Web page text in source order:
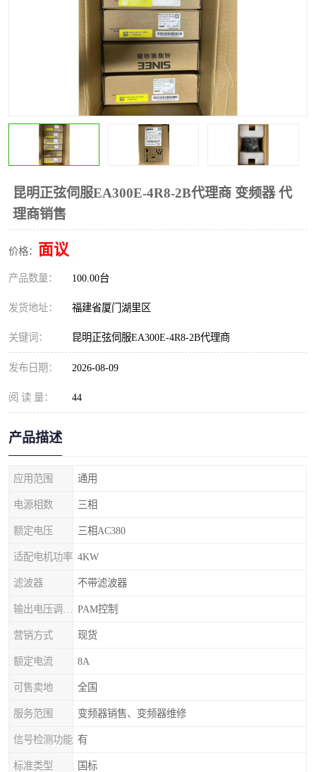
昆明正弦伺服EA300E-4R8-2B代理商 变频器 代
理商销售
价格： 面议
产品数量： 100.00台
发货地址： 福建省厦门湖里区
关键词： 昆明正弦伺服EA300E-4R8-2B代理商
发布日期： 2026-08-09
阅 读 量： 44
产品描述
应用范围 通用
电源相数 三相
额定电压 三相AC380
适配电机功率 4KW
滤波器 不带滤波器
PAM控制
营销方式 现货
额定电流 8A
可售卖地 全国
服务范围 变频器销售、变频器维修
信号检测功能 有
标准类型 国标
普洛菲斯触摸屏
魏德米勒继电器 施迈赛限位开关